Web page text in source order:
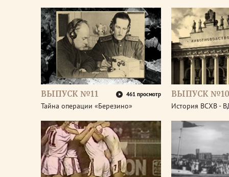
ВЫПУСК №11 461 просмотр
Тайна операции «Березино»
ВЫПУСК №10
История ВСХВ -